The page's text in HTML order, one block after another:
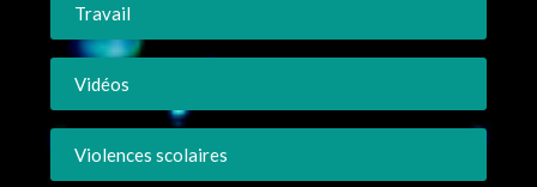
Travail
Vidéos
Violences scolaires